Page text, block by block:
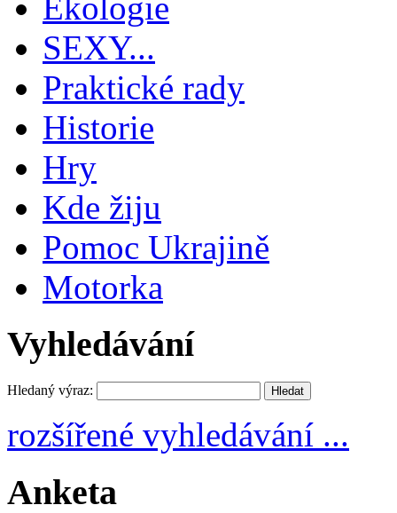
SEXY...
Praktické rady
Historie
Hry
Kde žiju
Pomoc Ukrajině
Motorka
Vyhledávání
Hledaný výraz:
rozšířené vyhledávání ...
Anketa